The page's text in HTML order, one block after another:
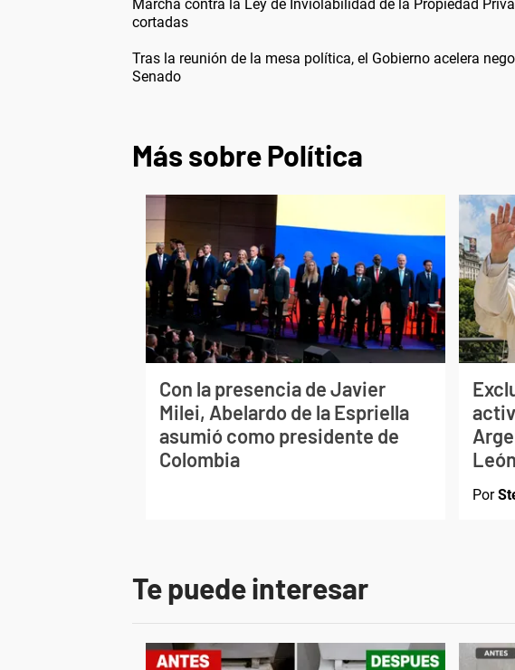
Marcha contra la Ley de Inviolabilidad de la Propiedad
cortadas
Tras la reunión de la mesa política, el Gobierno acelera
Senado
Más sobre Política
Con la presencia de Javier
Milei, Abelardo de la Espriella
asumió como presidente de
Colombia
Por
Te puede interesar